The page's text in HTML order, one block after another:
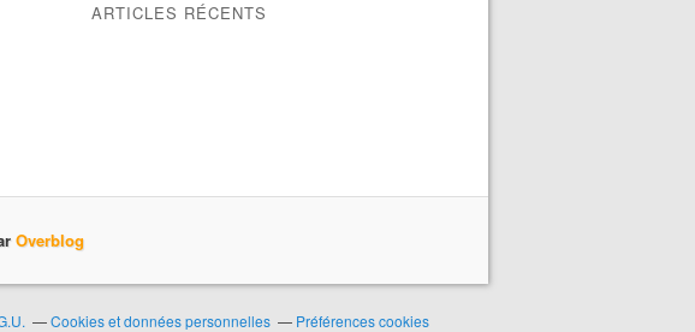
ARTICLES RÉCENTS
Overblog
Cookies et données personnelles Préférences cookies